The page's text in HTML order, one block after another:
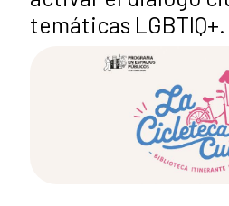
temáticas LGBTIQ+.